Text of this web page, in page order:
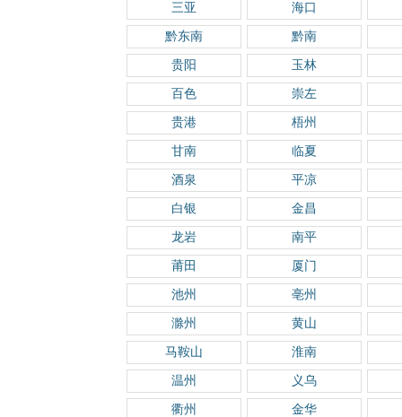
三亚 海口
黔东南 黔南
贵阳 玉林
百色 崇左
贵港 梧州
甘南 临夏
酒泉 平凉
白银 金昌
龙岩 南平
莆田 厦门
池州 亳州
滁州 黄山
马鞍山 淮南
温州 义乌
衢州 金华